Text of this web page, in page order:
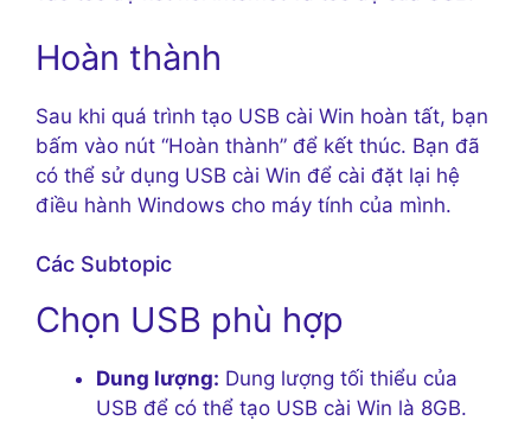
Hoàn thành
Sau khi quá trình tạo USB cài Win hoàn tất, bạn
bấm vào nút “Hoàn thành” để kết thúc. Bạn đã
có thể sử dụng USB cài Win để cài đặt lại hệ
điều hành Windows cho máy tính của mình.
Các Subtopic
Chọn USB phù hợp
Dung lượng: Dung lượng tối thiểu của
USB để có thể tạo USB cài Win là 8GB.